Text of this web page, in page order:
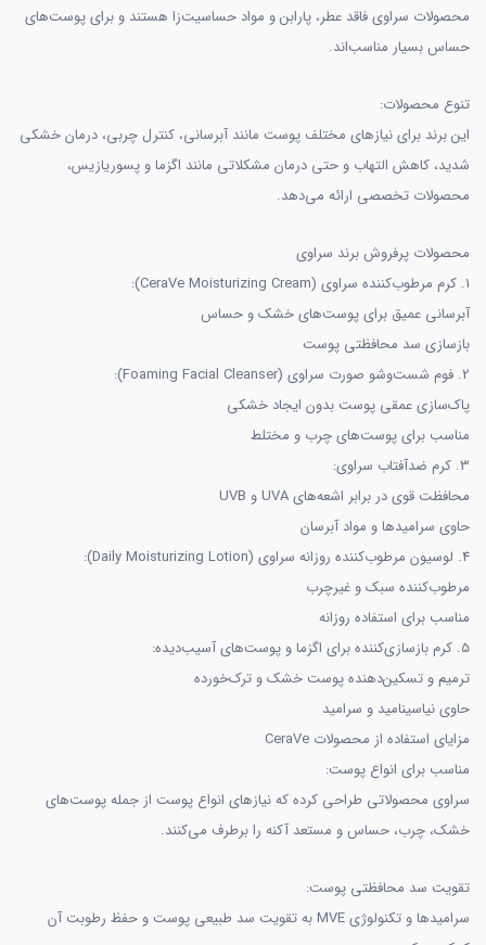
محصولات سراوی فاقد عطر، پارابن و مواد حساسیت‌زا هستند و برای پوست‌های
حساس بسیار مناسب‌اند.
تنوع محصولات:
این برند برای نیازهای مختلف پوست مانند آبرسانی، کنترل چربی، درمان خشکی
شدید، کاهش التهاب و حتی درمان مشکلاتی مانند اگزما و پسوریازیس،
محصولات تخصصی ارائه می‌دهد.
محصولات پرفروش برند سراوی
1. کرم مرطوب‌کننده سراوی (CeraVe Moisturizing Cream):
آبرسانی عمیق برای پوست‌های خشک و حساس
بازسازی سد محافظتی پوست
2. فوم شست‌وشو صورت سراوی (Foaming Facial Cleanser):
پاک‌سازی عمقی پوست بدون ایجاد خشکی
مناسب برای پوست‌های چرب و مختلط
3. کرم ضدآفتاب سراوی:
محافظت قوی در برابر اشعه‌های UVA و UVB
حاوی سرامیدها و مواد آبرسان
4. لوسیون مرطوب‌کننده روزانه سراوی (Daily Moisturizing Lotion):
مرطوب‌کننده سبک و غیرچرب
مناسب برای استفاده روزانه
5. کرم بازسازی‌کننده برای اگزما و پوست‌های آسیب‌دیده:
ترمیم و تسکین‌دهنده پوست خشک و ترک‌خورده
حاوی نیاسینامید و سرامید
مزایای استفاده از محصولات CeraVe
مناسب برای انواع پوست:
سراوی محصولاتی طراحی کرده که نیازهای انواع پوست از جمله پوست‌های
خشک، چرب، حساس و مستعد آکنه را برطرف می‌کنند.
تقویت سد محافظتی پوست:
سرامیدها و تکنولوژی MVE به تقویت سد طبیعی پوست و حفظ رطوبت آن